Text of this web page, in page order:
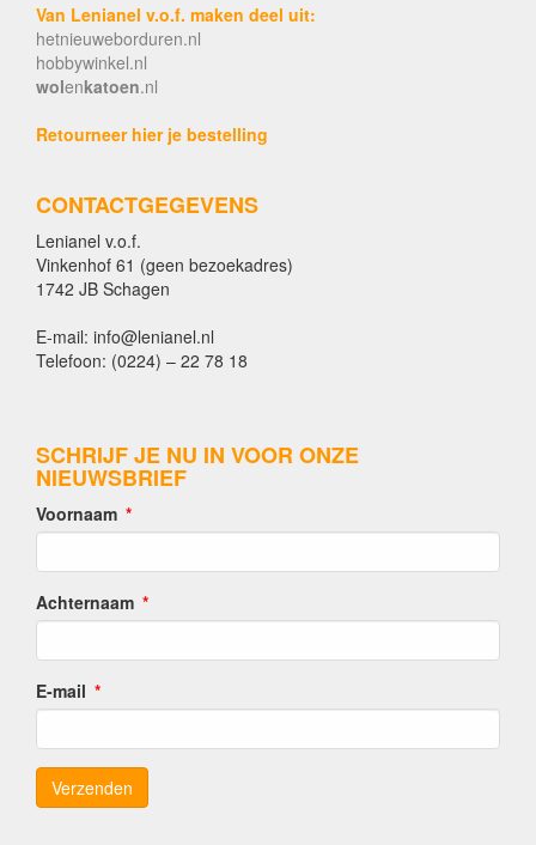
Van Lenianel v.o.f. maken deel uit:
hetnieuweborduren.nl
hobbywinkel.nl
wolenkatoen.nl
Retourneer hier je bestelling
CONTACTGEGEVENS
Lenianel v.o.f.
Vinkenhof 61 (geen bezoekadres)
1742 JB Schagen
E-mail: info@lenianel.nl
Telefoon: (0224) – 22 78 18
SCHRIJF JE NU IN VOOR ONZE
NIEUWSBRIEF
Voornaam
Achternaam
E-mail